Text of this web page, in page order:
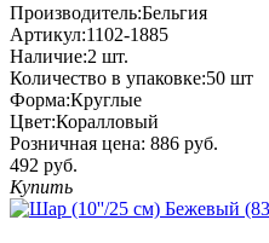
Производитель:Бельгия
Артикул:1102-1885
Наличие:2 шт.
Количество в упаковке:50 шт
Форма:Круглые
Цвет:Коралловый
Розничная цена: 886 руб.
492 руб.
Купить